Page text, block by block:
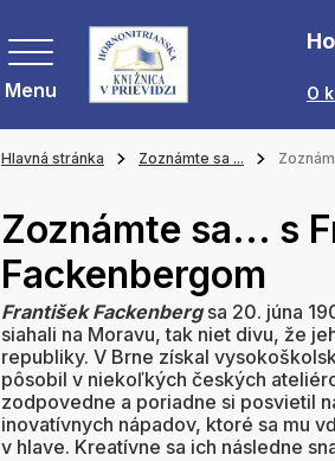
Menu O
Hlavná stránka Zoznámte sa ...
Zoznámte sa... s
Fackenbergom
František Fackenbergsa 20. júna
siahali na Moravu, tak niet divu, že
republiky. V Brne získal
pôsobil v niekoľkých českých
zodpovedne a poriadne si posvietil
inovatívnych nápadov, ktoré sa mu
v hlave. Kreatívne sa ich následne